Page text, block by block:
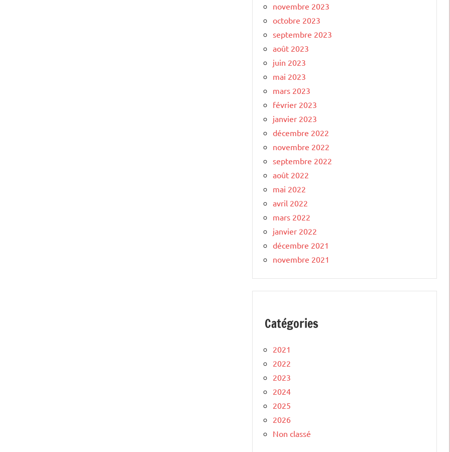
novembre 2023
octobre 2023
septembre 2023
août 2023
juin 2023
mai 2023
mars 2023
février 2023
janvier 2023
décembre 2022
novembre 2022
septembre 2022
août 2022
mai 2022
avril 2022
mars 2022
janvier 2022
décembre 2021
novembre 2021
Catégories
2021
2022
2023
2024
2025
2026
Non classé